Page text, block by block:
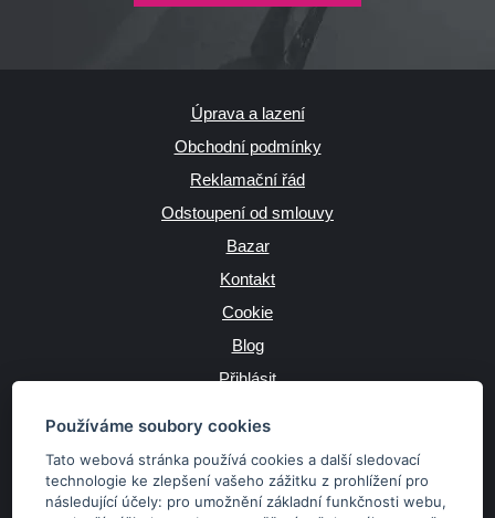
Používáme soubory cookies
Tato webová stránka používá cookies a další sledovací
technologie ke zlepšení vašeho zážitku z prohlížení pro
následující účely: pro umožnění základní funkčnosti webu,
Úprava a lazení
Obchodní podmínky
Reklamační řád
Odstoupení od smlouvy
Bazar
Kontakt
Cookie
Blog
Přihlásit
JAZYK